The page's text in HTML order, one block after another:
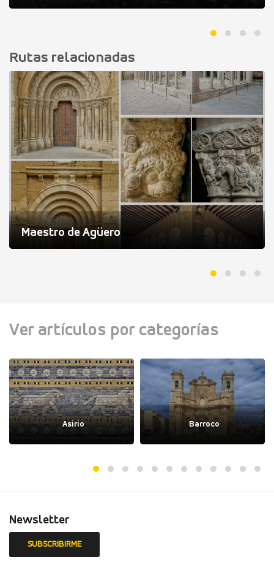
Rutas relacionadas
Maestro de Agüero
Ver artículos por categorías
Asirio Barroco
Newsletter